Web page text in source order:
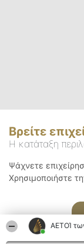
ΑΕΤΟΊ
Βρείτε
Η κατάταξη
Ψάχνετε
Χρησιμοποιήστε